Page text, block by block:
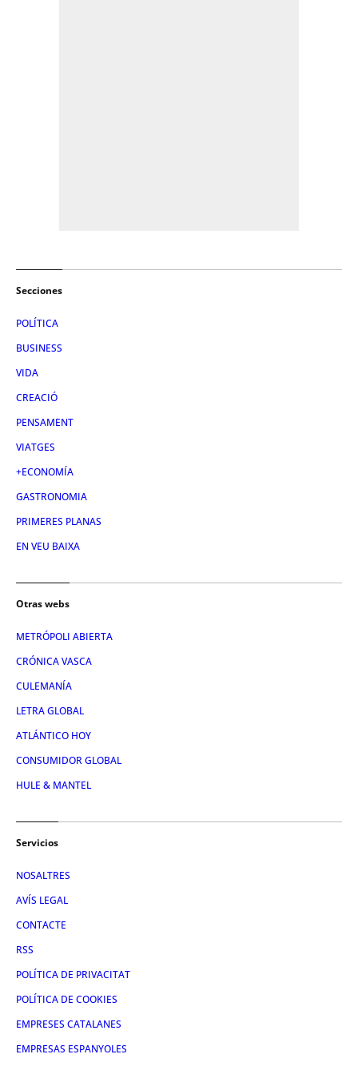
Secciones
POLÍTICA
BUSINESS
VIDA
CREACIÓ
PENSAMENT
VIATGES
+ECONOMÍA
GASTRONOMIA
PRIMERES PLANAS
EN VEU BAIXA
Otras webs
METRÓPOLI ABIERTA
CRÓNICA VASCA
CULEMANÍA
LETRA GLOBAL
ATLÁNTICO HOY
CONSUMIDOR GLOBAL
HULE & MANTEL
Servicios
NOSALTRES
AVÍS LEGAL
CONTACTE
RSS
POLÍTICA DE PRIVACITAT
POLÍTICA DE COOKIES
EMPRESES CATALANES
EMPRESAS ESPANYOLES